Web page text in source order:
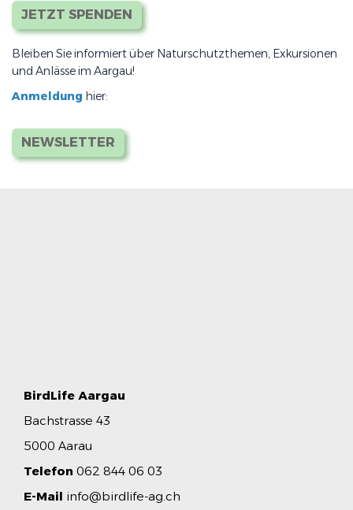
JETZT SPENDEN
Bleiben Sie informiert über Naturschutzthemen, Exkursionen
und Anlässe im Aargau!
Anmeldung hier:
NEWSLETTER
BirdLife Aargau
Bachstrasse 43
5000 Aarau
Telefon 062 844 06 03
E-Mail info@birdlife-ag.ch